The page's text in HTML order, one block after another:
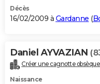
Décès
16/02/2009 à Gardanne (
Daniel AYVAZIAN
Créer une cagnotte
Naissance